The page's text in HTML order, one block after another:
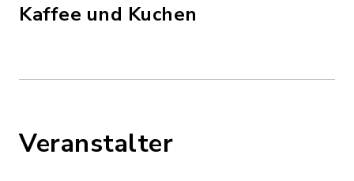
Kaffee und Kuchen
Veranstalter